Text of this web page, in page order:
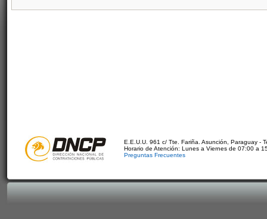
E.E.U.U. 961 c/ Tte. Fariña. Asunción, Paraguay -
Horario de Atención: Lunes a Viernes de 07:00 a
Preguntas Frecuentes